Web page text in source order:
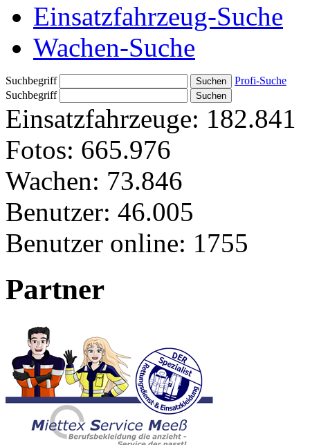
Einsatzfahrzeug-Suche
Wachen-Suche
Suchbegriff
Profi-Suche
Suchbegriff
Einsatzfahrzeuge: 182.841
Fotos: 665.976
Wachen: 73.846
Benutzer: 46.005
Benutzer online: 1755
Partner